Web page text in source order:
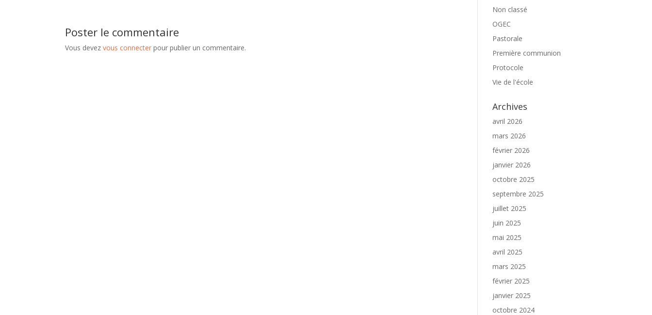
Poster le commentaire
Vous devezvous connecter pour publier un commentaire.
Non classé
OGEC
Pastorale
Première communion
Protocole
Vie de l'école
Archives
avril 2026
mars 2026
février 2026
janvier 2026
octobre 2025
septembre 2025
juillet 2025
juin 2025
mai 2025
avril 2025
mars 2025
février 2025
janvier 2025
octobre 2024